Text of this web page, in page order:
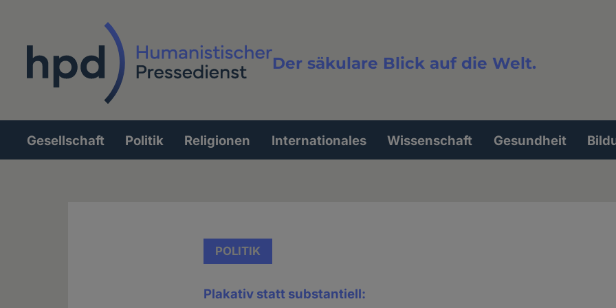
Der säkulare Blick auf die Welt.
Volltextsuche
Hauptnavigation
Gesellschaft Politik Religionen Internationales Wissenschaft Gesundheit
POLITIK
Plakativ statt substantiell: